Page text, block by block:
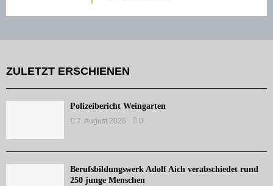
ZULETZT ERSCHIENEN
Polizeibericht Weingarten
7. August 2026 0
Berufsbildungswerk Adolf Aich verabschiedet rund
250 junge Menschen